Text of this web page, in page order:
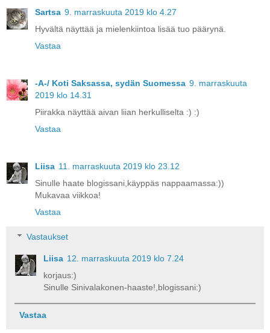
Sartsa 9. marraskuuta 2019 klo 4.27
Hyvältä näyttää ja mielenkiintoa lisää tuo päärynä.
Vastaa
-A-/ Koti Saksassa, sydän Suomessa 9. marraskuuta
2019 klo 14.31
Piirakka näyttää aivan liian herkulliselta :) :)
Vastaa
Liisa 11. marraskuuta 2019 klo 23.12
Sinulle haate blogissani,käyppäs nappaamassa:))
Mukavaa viikkoa!
Vastaa
Vastaukset
Liisa 12. marraskuuta 2019 klo 7.24
korjaus:)
Sinulle Sinivalakonen-haaste!,blogissani:)
Vastaa